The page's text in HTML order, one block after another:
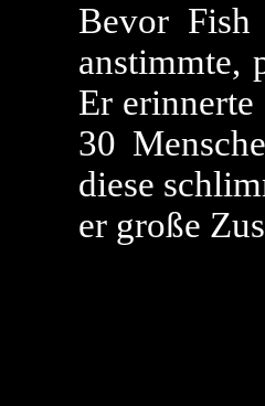
Bevor Fish
anstimmte,
Er
30
diese
er große